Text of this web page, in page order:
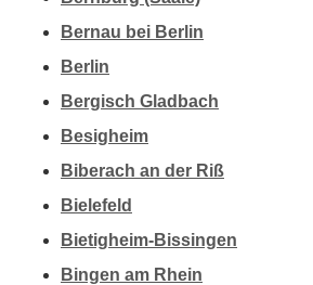
Bernau bei Berlin
Berlin
Bergisch Gladbach
Besigheim
Biberach an der Riß
Bielefeld
Bietigheim-Bissingen
Bingen am Rhein